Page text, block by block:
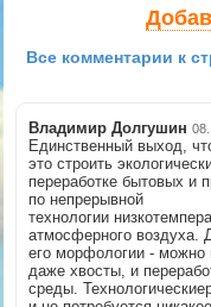
Все комментарии к
Владимир Долгушин
Единственный выход,
это строить
переработке бытовых и
по непрерывной
технологии
атмосферного воздуха.
его морфологии - можно
даже хвосты, и
среды.